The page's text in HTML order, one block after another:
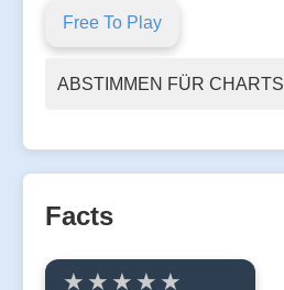
Free To Play
ABSTIMMEN FÜR CHARTS
Facts